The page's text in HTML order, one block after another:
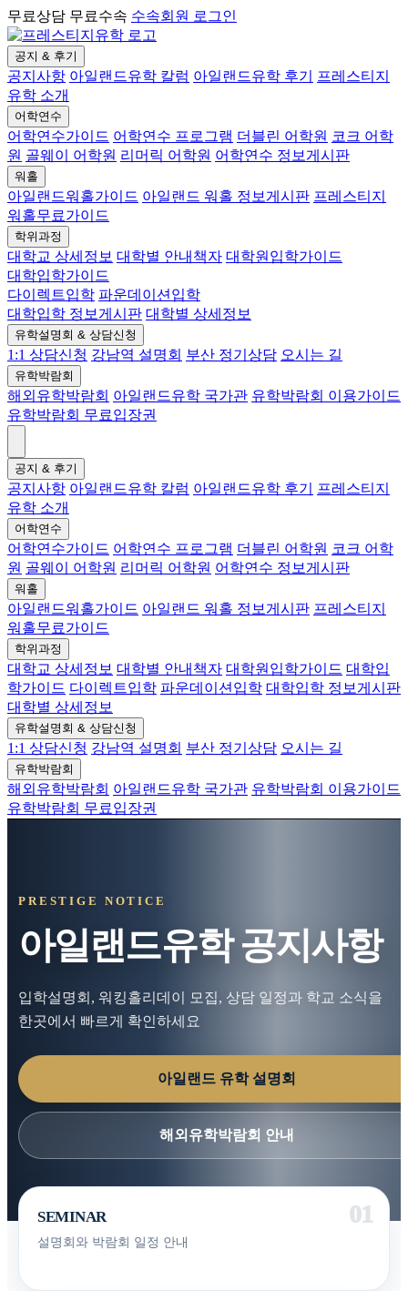
무료상담 무료수속 수속회원 로그인
공지 & 후기
공지사항 아일랜드유학 칼럼 아일랜드유학 후기
프레스티지
유학 소개
어학연수
어학연수가이드 어학연수 프로그램 더블린 어학원 코크 어학
원 골웨이 어학원 리머릭 어학원 어학연수 정보게시판
워홀
아일랜드워홀가이드 아일랜드 워홀 정보게시판 프레스티지
워홀무료가이드
학위과정
대학교 상세정보 대학별 안내책자 대학원입학가이드
대학입학가이드
다이렉트입학 파운데이션입학
대학입학 정보게시판 대학별 상세정보
유학설명회 & 상담신청
1:1 상담신청 강남역 설명회 부산 정기상담 오시는 길
유학박람회
해외유학박람회 아일랜드유학 국가관 유학박람회 이용가이드
유학박람회 무료입장권
공지 & 후기
공지사항 아일랜드유학 칼럼 아일랜드유학 후기
프레스티지
유학 소개
어학연수
어학연수가이드 어학연수 프로그램 더블린 어학원 코크 어학
원 골웨이 어학원 리머릭 어학원 어학연수 정보게시판
워홀
아일랜드워홀가이드 아일랜드 워홀 정보게시판 프레스티지
워홀무료가이드
학위과정
대학교 상세정보 대학별 안내책자 대학원입학가이드 대학입
학가이드 다이렉트입학 파운데이션입학 대학입학 정보게시판
대학별 상세정보
유학설명회 & 상담신청
1:1 상담신청 강남역 설명회 부산 정기상담 오시는 길
유학박람회
해외유학박람회 아일랜드유학 국가관 유학박람회 이용가이드
유학박람회 무료입장권
PRESTIGE NOTICE
아일랜드유학 공지사항
입학설명회, 워킹홀리데이 모집, 상담 일정과 학교 소식을
한곳에서 빠르게 확인하세요
아일랜드 유학 설명회
해외유학박람회 안내
SEMINAR
설명회와 박람회 일정 안내